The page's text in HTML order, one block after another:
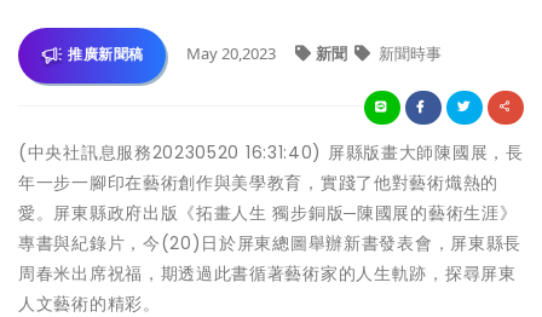
推廣新聞稿 May 20,2023 新聞 新聞時事
(中央社訊息服務20230520 16:31:40) 屏縣版畫大師陳國展，長
年一步一腳印在藝術創作與美學教育，實踐了他對藝術熾熱的
愛。屏東縣政府出版《拓畫人生 獨步銅版─陳國展的藝術生涯》
專書與紀錄片，今(20)日於屏東總圖舉辦新書發表會，屏東縣長
周春米出席祝福，期透過此書循著藝術家的人生軌跡，探尋屏東
人文藝術的精彩。